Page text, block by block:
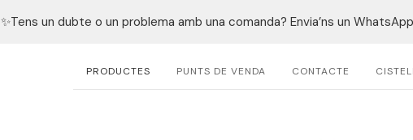
✨Tens un dubte o un problema amb una comanda? Envia’ns un
PRODUCTES PUNTS DE VENDA CONTACTE